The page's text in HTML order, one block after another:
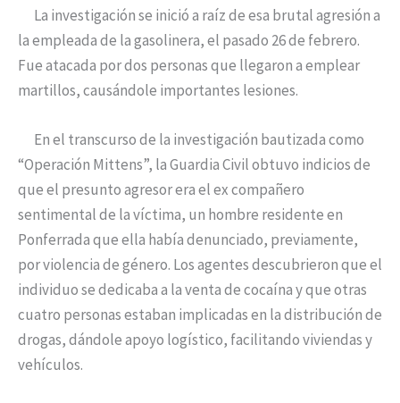
La investigación se inició a raíz de esa brutal agresión a
la empleada de la gasolinera, el pasado 26 de febrero.
Fue atacada por dos personas que llegaron a emplear
martillos, causándole importantes lesiones.
En el transcurso de la investigación bautizada como
“Operación Mittens”, la Guardia Civil obtuvo indicios de
que el presunto agresor era el ex compañero
sentimental de la víctima, un hombre residente en
Ponferrada que ella había denunciado, previamente,
por violencia de género. Los agentes descubrieron que el
individuo se dedicaba a la venta de cocaína y que otras
cuatro personas estaban implicadas en la distribución de
drogas, dándole apoyo logístico, facilitando viviendas y
vehículos.